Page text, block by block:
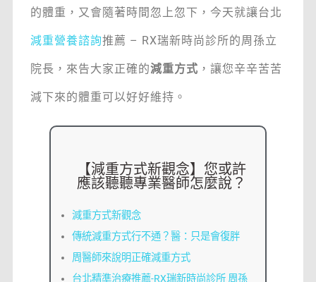
的體重，又會隨著時間忽上忽下，今天就讓台北
減重營養諮詢推薦 – RX瑞新時尚診所的周孫立
院長，來告大家正確的減重方式 ，讓您辛辛苦苦
減下來的體重可以好好維持。
【減重方式新觀念】您或許
應該聽聽專業醫師怎麼說？
減重方式新觀念
傳統減重方式行不通？醫：只是會復胖
周醫師來說明正確減重方式
台北精準治療推薦-RX瑞新時尚診所 周孫